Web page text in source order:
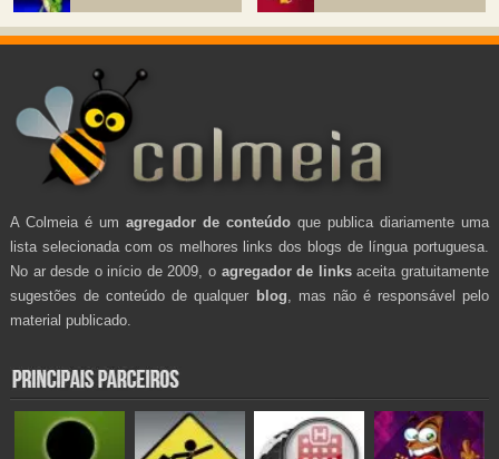
A Colmeia é um agregador de conteúdo que publica diariamente uma
lista selecionada com os melhores links dos blogs de língua portuguesa.
No ar desde o início de 2009, o agregador de linksaceita gratuitamente
sugestões de conteúdo de qualquer blog , mas não é responsável pelo
material publicado.